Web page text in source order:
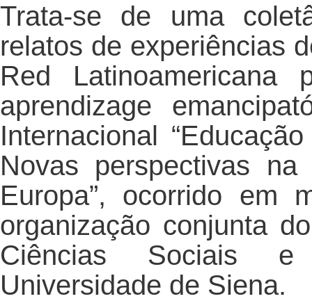
Trata-se de uma
relatos de experiências
Red
aprendizage
Internacional
Novas perspectivas
Europa”, ocorrido em
organização conjunta
Ciências Sociais
Universidade de Siena.